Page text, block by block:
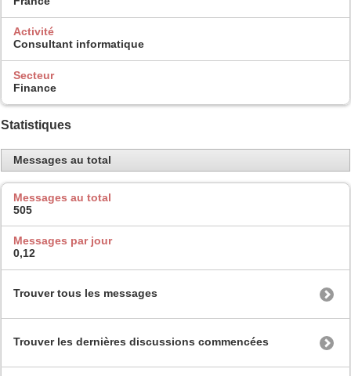
Activité
Consultant informatique
Secteur
Finance
Statistiques
Messages au total
Messages au total
505
Messages par jour
0,12
Trouver tous les messages
Trouver les dernières discussions commencées